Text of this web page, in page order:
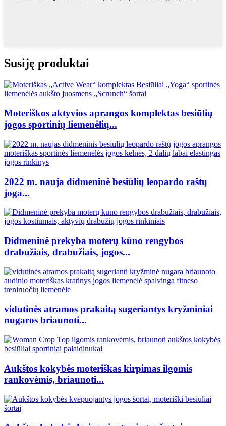
Susiję produktai
Moteriškos aktyvios aprangos komplektas besiūlių
jogos sportinių liemenėlių...
2022 m. nauja didmeninė besiūlių leopardo raštų
joga...
Didmeninė prekyba moterų kūno rengybos
drabužiais, drabužiais, jogos...
vidutinės atramos prakaitą sugeriantys kryžminiai
nugaros briaunoti...
Aukštos kokybės moteriškas kirpimas ilgomis
rankovėmis, briaunoti...